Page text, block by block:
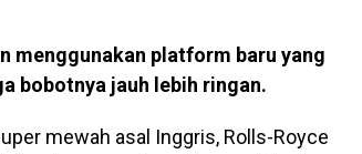
menggunakan platform baru yang
bobotnya jauh lebih ringan.
mewah asal Inggris, Rolls-Royce